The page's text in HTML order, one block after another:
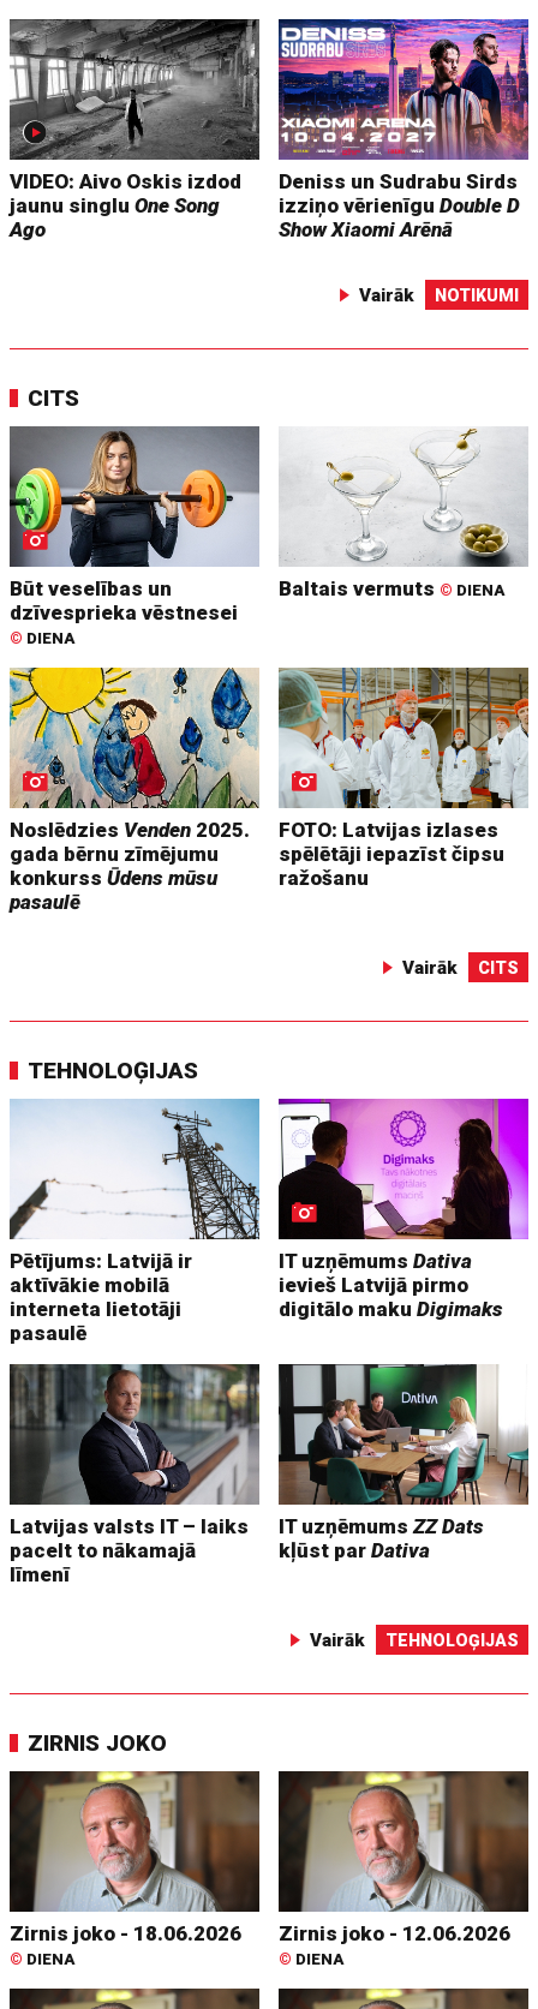
VIDEO: Aivo Oskis izdod
jaunu singluOne Song
Ago
Deniss un Sudrabu Sirds
izziņo vērienīguDouble D
Show Xiaomi Arēnā
Vairāk NOTIKUMI
CITS
Būt veselības un
dzīvesprieka vēstnesei
© DIENA
Baltais vermuts © DIENA
Noslēdzies Venden 2025.
gada bērnu zīmējumu
konkurssŪdens mūsu
pasaulē
FOTO: Latvijas izlases
spēlētāji iepazīst čipsu
ražošanu
Vairāk CITS
TEHNOLOĢIJAS
Pētījums: Latvijā ir
aktīvākie mobilā
interneta lietotāji
pasaulē
IT uzņēmumsDativa
ievieš Latvijā pirmo
digitālo makuDigimaks
Latvijas valsts IT – laiks
pacelt to nākamajā
līmenī
IT uzņēmumsZZ Dats
kļūst parDativa
Vairāk TEHNOLOĢIJAS
ZIRNIS JOKO
Zirnis joko - 18.06.2026
© DIENA
Zirnis joko - 12.06.2026
© DIENA